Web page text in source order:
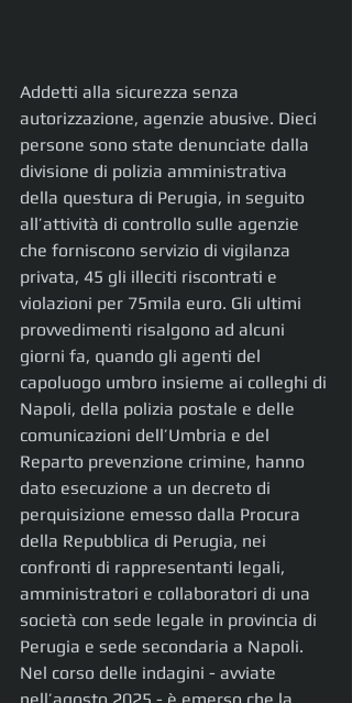
Addetti alla sicurezza senza
autorizzazione, agenzie abusive. Dieci
persone sono state denunciate dalla
divisione di polizia amministrativa
della questura di Perugia, in seguito
all’attività di controllo sulle agenzie
che forniscono servizio di vigilanza
privata, 45 gli illeciti riscontrati e
violazioni per 75mila euro. Gli ultimi
provvedimenti risalgono ad alcuni
giorni fa, quando gli agenti del
capoluogo umbro insieme ai colleghi di
Napoli, della polizia postale e delle
comunicazioni dell’Umbria e del
Reparto prevenzione crimine, hanno
dato esecuzione a un decreto di
perquisizione emesso dalla Procura
della Repubblica di Perugia, nei
confronti di rappresentanti legali,
amministratori e collaboratori di una
società con sede legale in provincia di
Perugia e sede secondaria a Napoli.
Nel corso delle indagini - avviate